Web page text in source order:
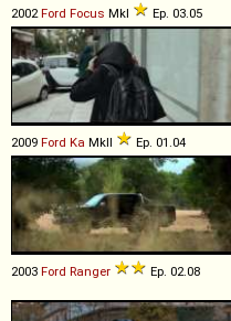
2002Ford Focus MkI Ep. 03.05
2009 Ford Ka MkII Ep. 01.04
2003 Ford Ranger Ep. 02.08